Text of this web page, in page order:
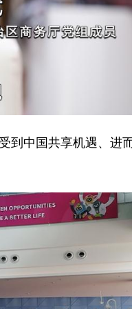
中国共享机遇、进